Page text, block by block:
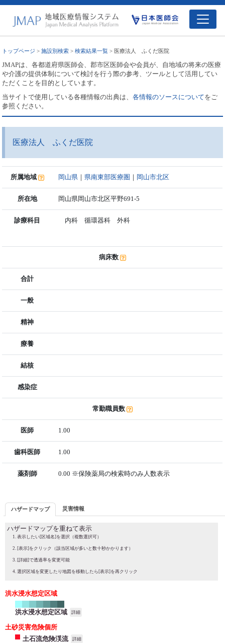
トップページ >施設別検索 >検索結果一覧 > 医療法人 ふくだ医院
JMAPは、各都道府県医師会、郡市区医師会や会員が、自地域の将来の医療
や介護の提供体制について検討を行う際の参考、ツールとして活用してい
ただくことを目的としています。
当サイトで使用している各種情報の出典は、各情報のソースについてをご
参照ください。
医療法人 ふくだ医院
所属地域 岡山県 ｜ 県南東部医療圏 ｜ 岡山市北区
所在地 岡山県岡山市北区平野691-5
診療科目 内科 循環器科 外科
病床数
合計
一般
精神
療養
結核
感染症
常勤職員数
医師 1.00
歯科医師 1.00
薬剤師 0.00 ※保険薬局の検索時のみ人数表示
ハザードマップ 災害情報
ハザードマップを重ねて表示
表示したい[区域名]を選択（複数選択可）
[表示]をクリック（該当区域が多いと数十秒かかります）
[詳細]で透過率を変更可能
選択区域を変更したり地図を移動したら[表示]を再クリック
洪水浸水想定区域
洪水浸水想定区域 詳細
土砂災害危険個所
土石流危険渓流
詳細